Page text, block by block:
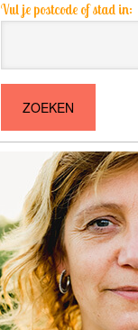
Vul je postcode of stad in: